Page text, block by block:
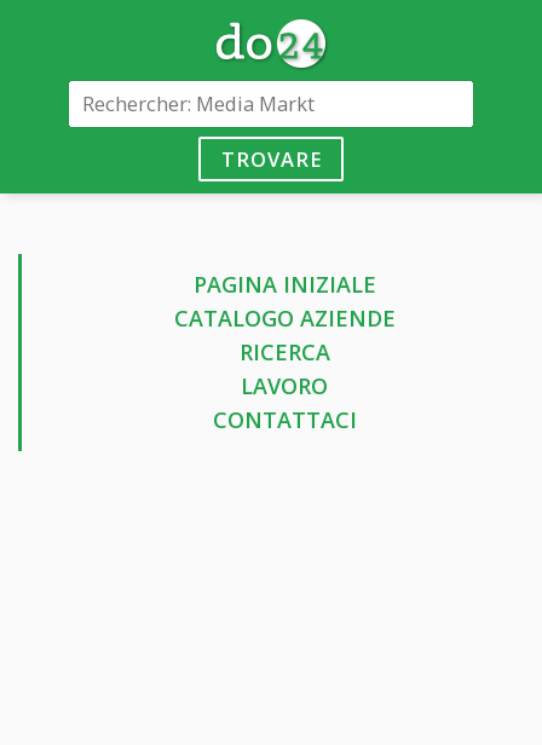
TROVARE
PAGINA INIZIALE
CATALOGO AZIENDE
RICERCA
LAVORO
CONTATTACI